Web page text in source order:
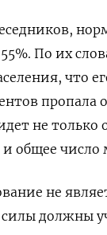
По их
что
пропала
не только
общее
не
должны